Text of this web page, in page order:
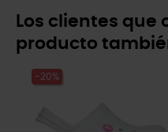
Los clientes que
producto
-20%